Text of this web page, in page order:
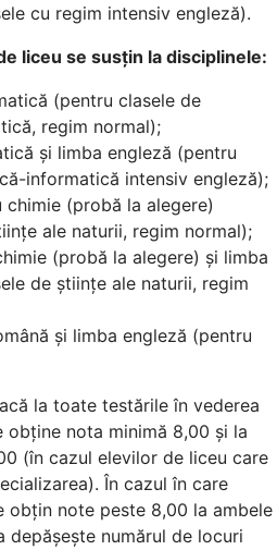
cu regim intensiv engleză).
liceu se susțin la disciplinele:
(pentru clasele de
regim normal);
și limba engleză (pentru
informatică intensiv engleză);
(probă la alegere)
ale naturii, regim normal);
(probă la alegere) și limba
de științe ale naturii, regim
și limba engleză (pentru
la toate testările în vederea
nota minimă 8,00 și la
(în cazul elevilor de liceu care
În cazul în care
obțin note peste 8,00 la ambele
depășește numărul de locuri